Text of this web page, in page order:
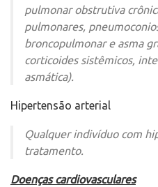
pulmonar obstrutiva
pulmonares,
broncopulmonar e asma
corticoides sistêmicos,
asmática).
Hipertensão arterial
Qualquer indivíduo com
tratamento.
Doenças cardiovasculares